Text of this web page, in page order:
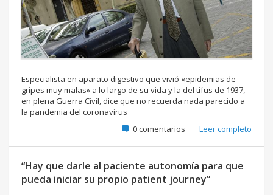
Especialista en aparato digestivo que vivió «epidemias de
gripes muy malas» a lo largo de su vida y la del tifus de 1937,
en plena Guerra Civil, dice que no recuerda nada parecido a
la pandemia del coronavirus
0 comentarios
Leer completo
“Hay que darle al paciente autonomía para que
pueda iniciar su propio patient journey”